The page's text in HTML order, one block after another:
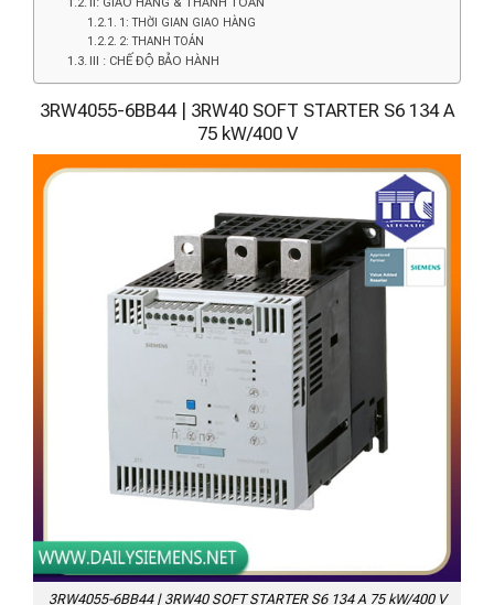
1: THỜI GIAN GIAO HÀNG
2: THANH TOÁN
III : CHẾ ĐỘ BẢO HÀNH
3RW4055-6BB44 | 3RW40 SOFT STARTER S6 134 A
75 kW/400 V
3RW4055-6BB44 | 3RW40 SOFT STARTER S6 134 A 75 kW/400 V